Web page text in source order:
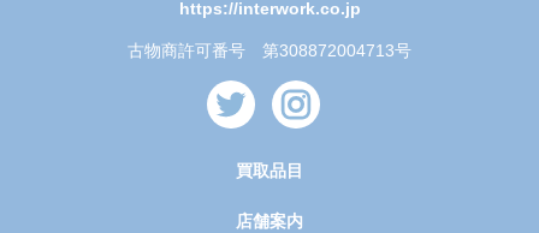
https://interwork.co.jp
古物商許可番号 第308872004713号
買取品目
店舗案内